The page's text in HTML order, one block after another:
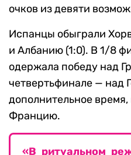
очков из девяти
Испанцы обыграли
и Албанию (1:0). В 1/8
одержала победу над
четвертьфинале — над
дополнительное
Францию.
«В ритуальном